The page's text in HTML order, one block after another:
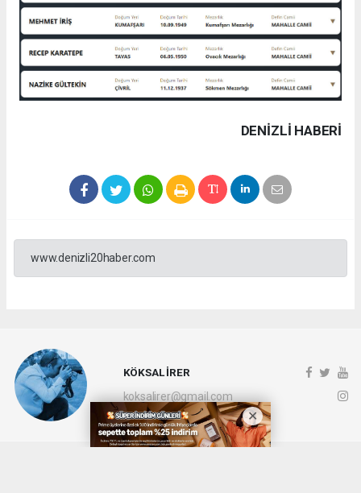
DENIZLI HABERİ
www.denizli20haber.com
KÖKSAL İRER
koksalirer@gmail.com